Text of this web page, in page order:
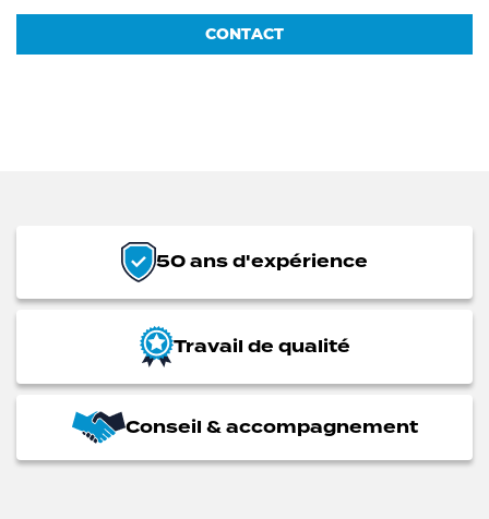
CONTACT
50 ans d'expérience
Travail de qualité
Conseil & accompagnement